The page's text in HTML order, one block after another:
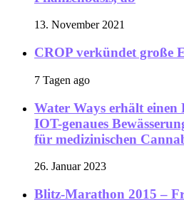
13. November 2021
CROP verkündet große
7 Tagen ago
Water Ways erhält einen
IOT-genaues
für medizinischen
26. Januar 2023
Blitz-Marathon 2015 –